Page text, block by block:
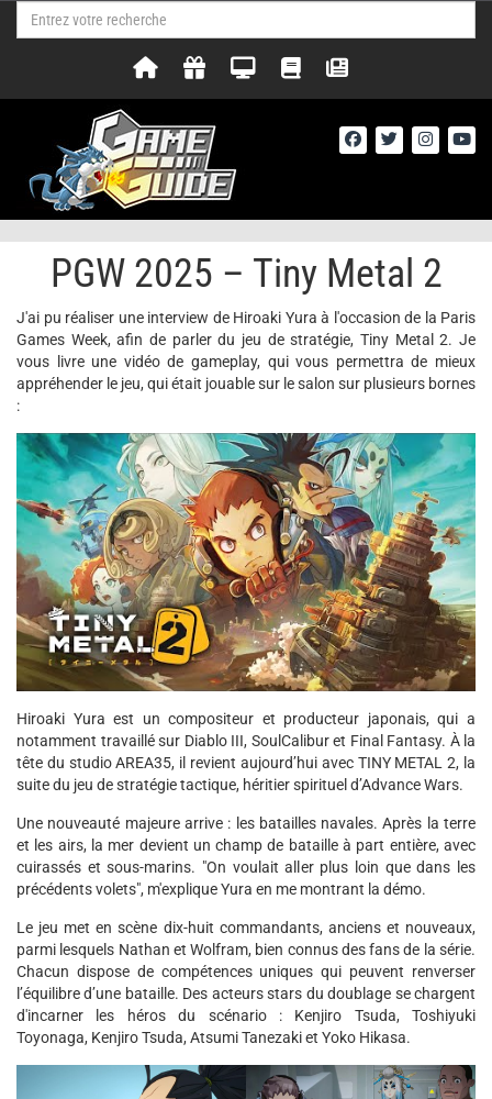
PGW 2025 – Tiny Metal 2
J'ai pu réaliser une interview de Hiroaki Yura à l'occasion de la Paris
Games Week, afin de parler du jeu de stratégie, Tiny Metal 2. Je
vous livre une vidéo de gameplay, qui vous permettra de mieux
appréhender le jeu, qui était jouable sur le salon sur plusieurs bornes
:
Hiroaki Yura est un compositeur et producteur japonais, qui a
notamment travaillé sur Diablo III, SoulCalibur et Final Fantasy. À la
tête du studio AREA35, il revient aujourd’hui avec TINY METAL 2, la
suite du jeu de stratégie tactique, héritier spirituel d’Advance Wars.
Une nouveauté majeure arrive : les batailles navales. Après la terre
et les airs, la mer devient un champ de bataille à part entière, avec
cuirassés et sous-marins. "On voulait aller plus loin que dans les
précédents volets", m'explique Yura en me montrant la démo.
Le jeu met en scène dix-huit commandants, anciens et nouveaux,
parmi lesquels Nathan et Wolfram, bien connus des fans de la série.
Chacun dispose de compétences uniques qui peuvent renverser
l’équilibre d’une bataille. Des acteurs stars du doublage se chargent
d'incarner les héros du scénario : Kenjiro Tsuda, Toshiyuki
Toyonaga, Kenjiro Tsuda, Atsumi Tanezaki et Yoko Hikasa.